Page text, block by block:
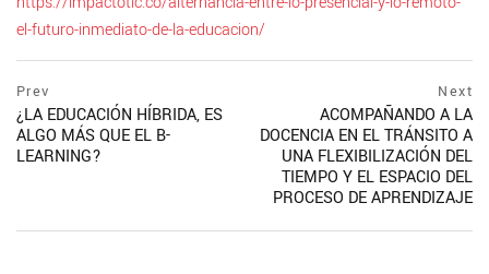
el-futuro-inmediato-de-la-educacion/
Navegación
de
entradas
Prev
postPrevious
page
¿LA EDUCACIÓN HÍBRIDA, ES
ALGO MÁS QUE EL B-
LEARNING?
Next
ACOMPAÑANDO A LA
DOCENCIA EN EL TRÁNSITO A
UNA FLEXIBILIZACIÓN DEL
TIEMPO Y EL ESPACIO DEL
PROCESO DE APRENDIZAJE